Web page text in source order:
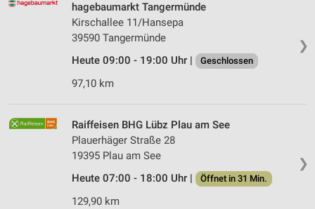
❯
hagebaumarkt Tangermünde
Kirschallee 11/Hansepa
39590 Tangermünde
Heute 09:00 - 19:00 Uhr |
Geschlossen
97,10 km
❯
Raiffeisen BHG Lübz Plau am See
Plauerhäger Straße 28
19395 Plau am See
Heute 07:00 - 18:00 Uhr |
Öffnet in 31 Min.
129,90 km
Erstellung von Profilen für personalisierte
personalisierter Werbung
Erstellung von Profilen zur Personalisierung
Verwendung von Profilen zur Auswahl
personalisierter Inhalte
Messung der Performance von Inhalten